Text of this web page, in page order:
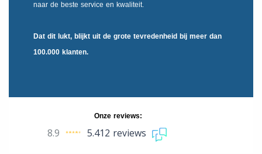
naar de beste service en kwaliteit.
Dat dit lukt, blijkt uit de grote tevredenheid bij meer dan
100.000 klanten.
Onze reviews:
8.9 5.412 reviews